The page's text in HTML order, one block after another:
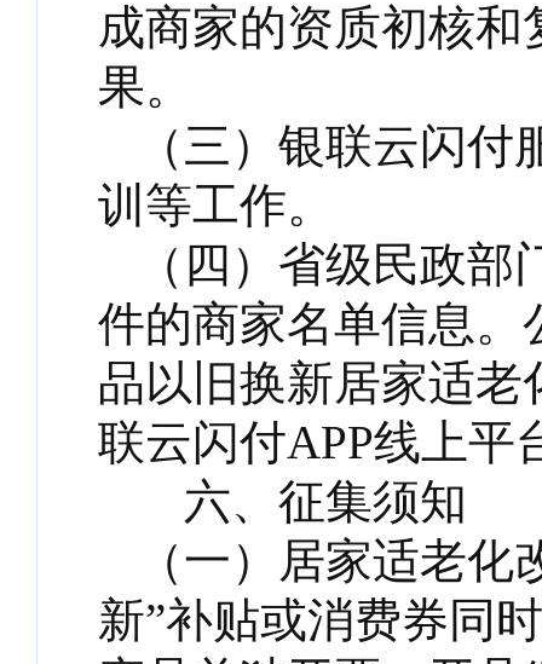
成商家的资质初核
果。
（三）银联云闪
训等工作。
（四）省级民政
件的商家名单信息。
品以旧换新居家适
联云闪付APP线上平
六、征集须知
（一）居家适老
新”补贴或消费券同